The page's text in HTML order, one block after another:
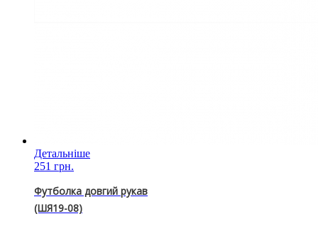
Детальніше
251 грн.
Футболка довгий рукав
(ШЯ19-08)